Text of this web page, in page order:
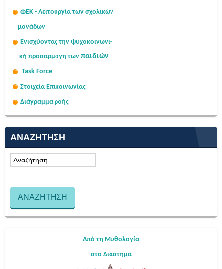
ΦΕΚ - Λειτουργία των σχολικών
μονάδων
Ενισχύοντας την ψυχοκοινωνι-
κή προσαρμογή των παιδιών
Task Force
Στοιχεία Επικοινωνίας
Διάγραμμα ροής
ΑΝΑΖΉΤΗΣΗ
Από τη Μυθολογία
στο Διάστημα